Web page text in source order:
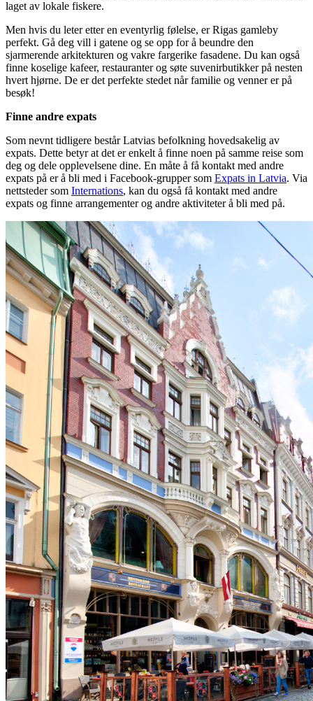
laget av lokale fiskere.
Men hvis du leter etter en eventyrlig følelse, er Rigas gamleby
perfekt. Gå deg vill i gatene og se opp for å beundre den
sjarmerende arkitekturen og vakre fargerike fasadene. Du kan også
finne koselige kafeer, restauranter og søte suvenirbutikker på nesten
hvert hjørne. De er det perfekte stedet når familie og venner er på
besøk!
Finne andre expats
Som nevnt tidligere består Latvias befolkning hovedsakelig av
expats. Dette betyr at det er enkelt å finne noen på samme reise som
deg og dele opplevelsene dine. En måte å få kontakt med andre
expats på er å bli med i Facebook-grupper som Expats in Latvia. Via
nettsteder som Internations, kan du også få kontakt med andre
expats og finne arrangementer og andre aktiviteter å bli med på.